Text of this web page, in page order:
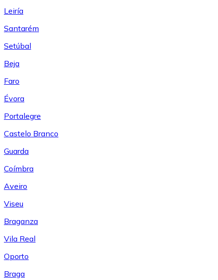
Leiría
Santarém
Setúbal
Beja
Faro
Évora
Portalegre
Castelo Branco
Guarda
Coímbra
Aveiro
Viseu
Braganza
Vila Real
Oporto
Braga